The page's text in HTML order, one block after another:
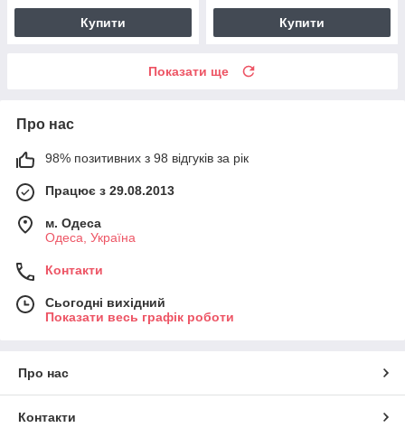
Купити Купити
Показати ще
Про нас
98% позитивних з 98 відгуків за рік
Працює з 29.08.2013
м. Одеса
Одеса, Україна
Контакти
Сьогодні вихідний
Показати весь графік роботи
Про нас
Контакти